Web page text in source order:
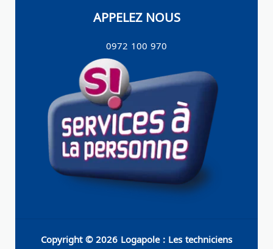
APPELEZ NOUS
0972 100 970
Copyright © 2026 Logapole : Les techniciens